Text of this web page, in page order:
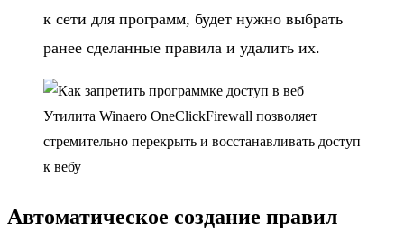
к сети для программ, будет нужно выбрать
ранее сделанные правила и удалить их.
Утилита Winaero OneClickFirewall позволяет
стремительно перекрыть и восстанавливать доступ
к вебу
Автоматическое создание правил